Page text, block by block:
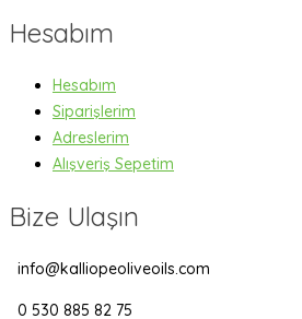
Hesabım
Hesabım
Siparişlerim
Adreslerim
Alışveriş Sepetim
Bize Ulaşın
info@kalliopeoliveoils.com
0 530 885 82 75